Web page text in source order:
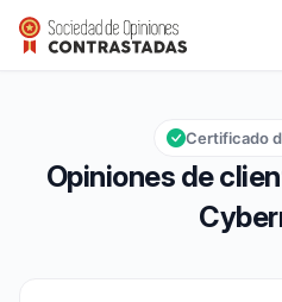
Monsieur Cyberman
Calificación global: 9,5 de 10
9,5/10
Opiniones de
Certificado